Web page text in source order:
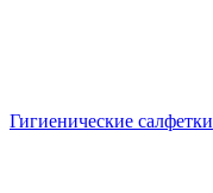
Гигиенические салфетки